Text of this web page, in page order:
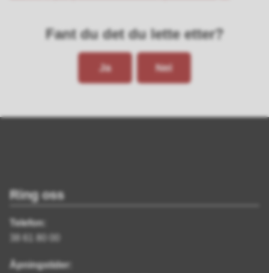
Fant du det du lette etter?
Ja Nei
Ring oss
Telefon:
Åpningstider: